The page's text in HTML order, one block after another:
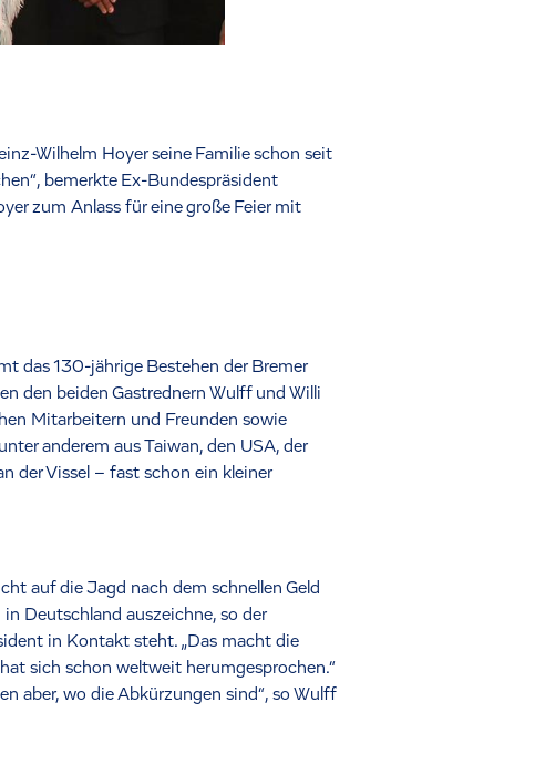
Wilhelm Hoyer seine Familie schon seit
bemerkte Ex-Bundespräsident
zum Anlass für eine große Feier mit
das 130-jährige Bestehen der Bremer
den beiden Gastrednern Wulff und Willi
Mitarbeitern und Freunden sowie
anderem aus Taiwan, den USA, der
der Vissel – fast schon ein kleiner
auf die Jagd nach dem schnellen Geld
Deutschland auszeichne, so der
in Kontakt steht. „Das macht die
sich schon weltweit herumgesprochen.“
aber, wo die Abkürzungen sind“, so Wulff